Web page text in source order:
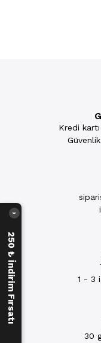
Kredi
1 - 3
30
250 ₺ İndirim Fırsatı
›